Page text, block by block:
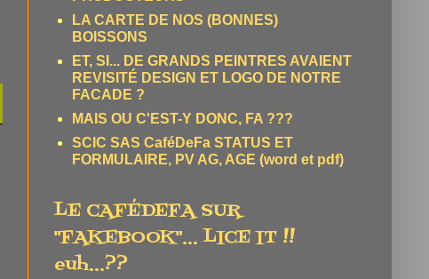
LA CARTE DE NOS (BONNES)
BOISSONS
ET, SI... DE GRANDS PEINTRES AVAIENT
REVISITÉ DESIGN ET LOGO DE NOTRE
FACADE ?
MAIS OU C'EST-Y DONC, FA ???
SCIC SAS CaféDeFa STATUS ET
FORMULAIRE, PV AG, AGE (word et pdf)
LE CAFÉDEFA SUR
"FAKEBOOK"... LICE IT !!
euh...??